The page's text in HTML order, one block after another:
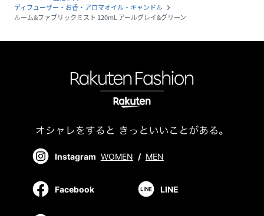
ディフューザー・お香・アロマオイル・キャンドル navigate_next
ルーム&ファブリックミスト 120mL アールグレイ&グリーン
Instagram WOMEN / MEN
Facebook LINE